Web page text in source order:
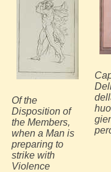
Of the
Disposition of
the Members,
when a Man is
preparing to
strike with
Violence